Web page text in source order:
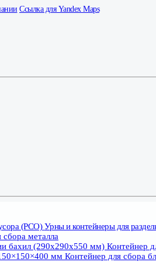
Ссылка для Yandex Maps
Урны и контейнеры для
сбора металла
Контейнер
Контейнер для сбора